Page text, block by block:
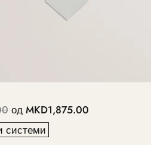
од MKD1,875.00
системи